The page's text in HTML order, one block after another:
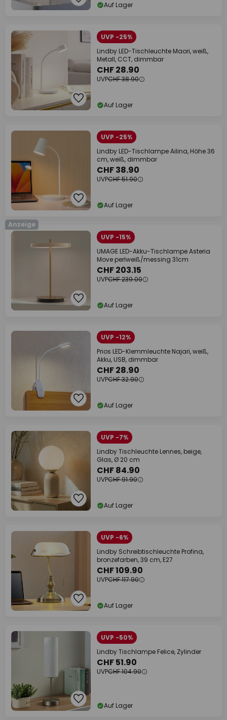
Auf Lager
UVP -25%
Lindby LED-Tischleuchte Maori, weiß,
Metall, CCT, dimmbar
CHF 28.90
UVPCHF 38.90
Auf Lager
UVP -25%
Lindby LED-Tischlampe Ailina, Höhe 36
cm, weiß, dimmbar
CHF 38.90
UVPCHF 51.90
Auf Lager
Anzeige
UVP -15%
UMAGE LED-Akku-Tischlampe Asteria
Move perlweiß/messing 31cm
CHF 203.15
UVPCHF 239.00
Auf Lager
UVP -12%
Prios LED-Klemmleuchte Najari, weiß,
Akku, USB, dimmbar
CHF 28.90
UVPCHF 32.90
Auf Lager
UVP -7%
Lindby Tischleuchte Lennes, beige,
Glas, Ø 20 cm
CHF 84.90
UVPCHF 91.90
Auf Lager
UVP -6%
Lindby Schreibtischleuchte Profina,
bronzefarben, 39 cm, E27
CHF 109.90
UVPCHF 117.90
Auf Lager
UVP -50%
Lindby Tischlampe Felice, Zylinder
CHF 51.90
UVPCHF 104.90
Auf Lager